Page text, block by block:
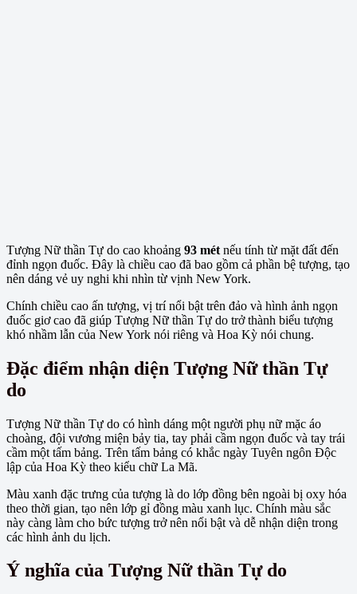
Tượng Nữ thần Tự do cao khoảng 93 mét nếu tính từ mặt đất đến
đỉnh ngọn đuốc. Đây là chiều cao đã bao gồm cả phần bệ tượng, tạo
nên dáng vẻ uy nghi khi nhìn từ vịnh New York.
Chính chiều cao ấn tượng, vị trí nổi bật trên đảo và hình ảnh ngọn
đuốc giơ cao đã giúp Tượng Nữ thần Tự do trở thành biểu tượng
khó nhầm lẫn của New York nói riêng và Hoa Kỳ nói chung.
Đặc điểm nhận diện Tượng Nữ thần Tự
do
Tượng Nữ thần Tự do có hình dáng một người phụ nữ mặc áo
choàng, đội vương miện bảy tia, tay phải cầm ngọn đuốc và tay trái
cầm một tấm bảng. Trên tấm bảng có khắc ngày Tuyên ngôn Độc
lập của Hoa Kỳ theo kiểu chữ La Mã.
Màu xanh đặc trưng của tượng là do lớp đồng bên ngoài bị oxy hóa
theo thời gian, tạo nên lớp gỉ đồng màu xanh lục. Chính màu sắc
này càng làm cho bức tượng trở nên nổi bật và dễ nhận diện trong
các hình ảnh du lịch.
Ý nghĩa của Tượng Nữ thần Tự do